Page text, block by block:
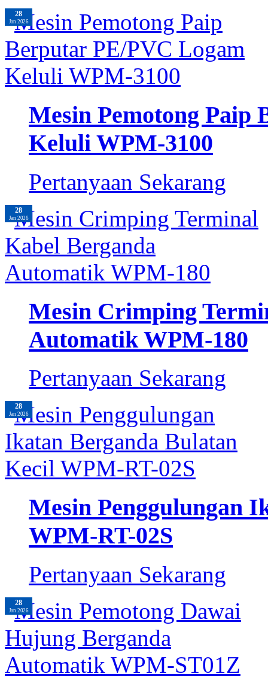
28
Jan 2026
Mesin Pemotong Paip
Keluli WPM-3100
Pertanyaan Sekarang
28
Jan 2026
Mesin Crimping
Automatik WPM-180
Pertanyaan Sekarang
28
Jan 2026
Mesin Penggulungan
WPM-RT-02S
Pertanyaan Sekarang
28
Jan 2026